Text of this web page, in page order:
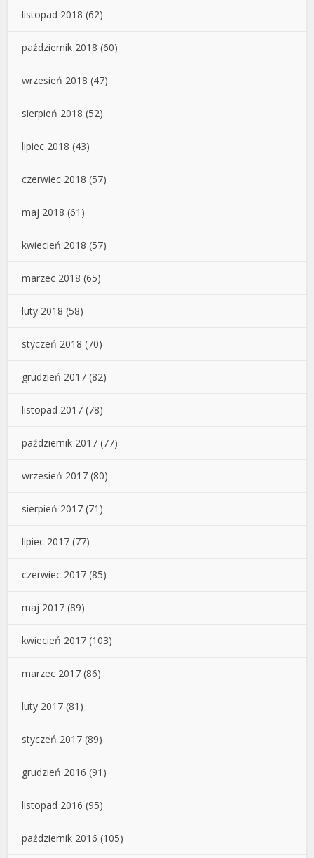
listopad 2018 (62)
październik 2018 (60)
wrzesień 2018 (47)
sierpień 2018 (52)
lipiec 2018 (43)
czerwiec 2018 (57)
maj 2018 (61)
kwiecień 2018 (57)
marzec 2018 (65)
luty 2018 (58)
styczeń 2018 (70)
grudzień 2017 (82)
listopad 2017 (78)
październik 2017 (77)
wrzesień 2017 (80)
sierpień 2017 (71)
lipiec 2017 (77)
czerwiec 2017 (85)
maj 2017 (89)
kwiecień 2017 (103)
marzec 2017 (86)
luty 2017 (81)
styczeń 2017 (89)
grudzień 2016 (91)
listopad 2016 (95)
październik 2016 (105)